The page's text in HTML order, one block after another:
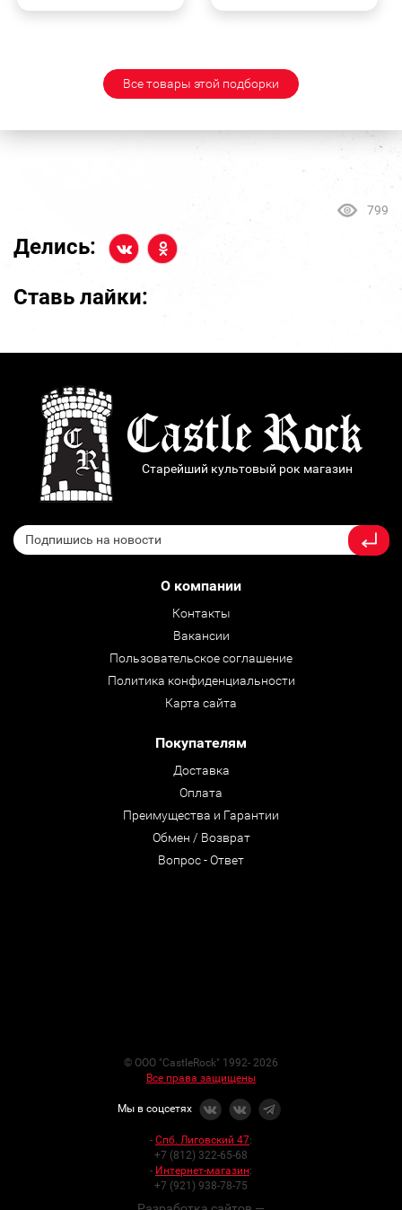
Все товары этой подборки
799
Делись:
Ставь лайки:
Старейший культовый рок магазин
О компании
Контакты
Вакансии
Пользовательское соглашение
Политика конфиденциальности
Карта сайта
Покупателям
Доставка
Оплата
Преимущества и Гарантии
Обмен / Возврат
Вопрос - Ответ
© ООО "CastleRock" 1992- 2026
Все права защищены
Мы в соцсетях
- Спб. Лиговский 47:
+7 (812) 322-65-68
- Интернет-магазин:
+7 (921) 938-78-75